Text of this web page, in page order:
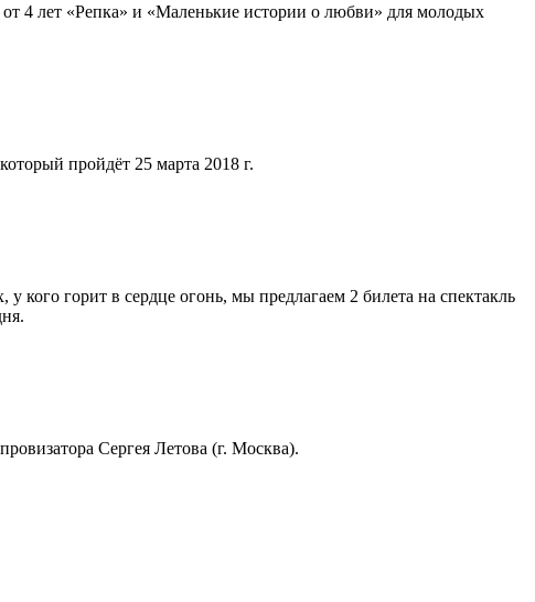
от 4 лет «Репка» и «Маленькие истории о любви» для молодых
пройдёт 25 марта 2018 г.
горит в сердце огонь, мы предлагаем 2 билета на спектакль
Сергея Летова (г. Москва).